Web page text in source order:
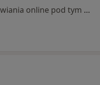
Specjalista nie oferuje umawiania online pod tym adresem.